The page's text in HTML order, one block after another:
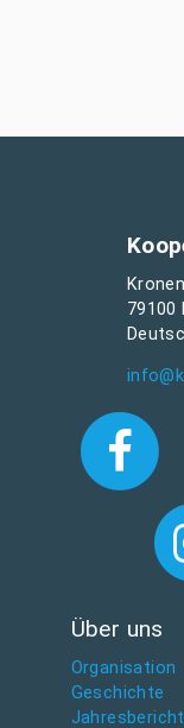
79100
Über uns
Organisation
Geschichte